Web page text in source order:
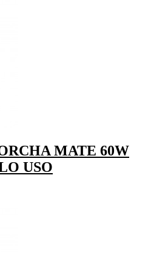
MATE 60W
USO